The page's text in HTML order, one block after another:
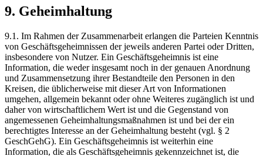
9. Geheimhaltung
9.1. Im Rahmen der Zusammenarbeit erlangen die Parteien Kenntnis
von Geschäftsgeheimnissen der jeweils anderen Partei oder Dritten,
insbesondere von Nutzer. Ein Geschäftsgeheimnis ist eine
Information, die weder insgesamt noch in der genauen Anordnung
und Zusammensetzung ihrer Bestandteile den Personen in den
Kreisen, die üblicherweise mit dieser Art von Informationen
umgehen, allgemein bekannt oder ohne Weiteres zugänglich ist und
daher von wirtschaftlichem Wert ist und die Gegenstand von
angemessenen Geheimhaltungsmaßnahmen ist und bei der ein
berechtigtes Interesse an der Geheimhaltung besteht (vgl. § 2
GeschGehG). Ein Geschäftsgeheimnis ist weiterhin eine
Information, die als Geschäftsgeheimnis gekennzeichnet ist, die